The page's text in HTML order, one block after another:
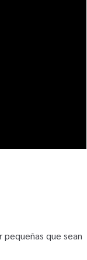
que sean